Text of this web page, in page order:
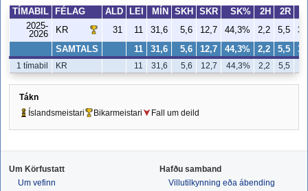
TÍMABIL FÉLAG ALD LEI MÍN SKH SKR SK% 2H 2R
2025-
2026
KR 31 11 31,6 5,6 12,7 44,3% 2,2 5,5
SAMTALS 11 31,6 5,6 12,7 44,3% 2,2 5,5
1 tímabil KR 11 31,6 5,6 12,7 44,3% 2,2 5,5
Tákn
Íslandsmeistari
Bikarmeistari Fall um deild
Um Körfustatt
Um vefinn
Hafðu samband
Villutilkynning eða ábending